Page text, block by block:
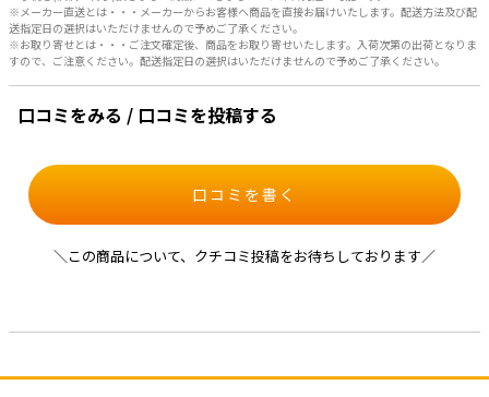
※メーカー直送とは・・・メーカーからお客様へ商品を直接お届けいたします。配送方法及び配
送指定日の選択はいただけませんので予めご了承ください。
※お取り寄せとは・・・ご注文確定後、商品をお取り寄せいたします。入荷次第の出荷となりま
すので、ご注意ください。配送指定日の選択はいただけませんので予めご了承ください。
口コミをみる / 口コミを投稿する
口コミを書く
＼この商品について、クチコミ投稿をお待ちしております／